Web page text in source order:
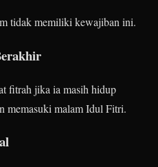
tidak memiliki kewajiban ini.
fitrah jika ia masih hidup
memasuki malam Idul Fitri.